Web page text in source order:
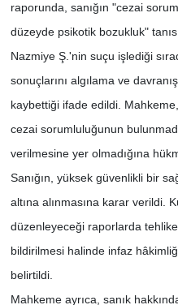
raporunda, sanığın "cezai
düzeyde psikotik bozukluk"
Nazmiye Ş.'nin suçu işlediği
sonuçlarını algılama ve
kaybettiği ifade edildi.
cezai sorumluluğunun
verilmesine yer olmadığına
Sanığın, yüksek güvenlikli bir
altına alınmasına karar verildi.
düzenleyeceği raporlarda
bildirilmesi halinde infaz
belirtildi.
Mahkeme ayrıca, sanık